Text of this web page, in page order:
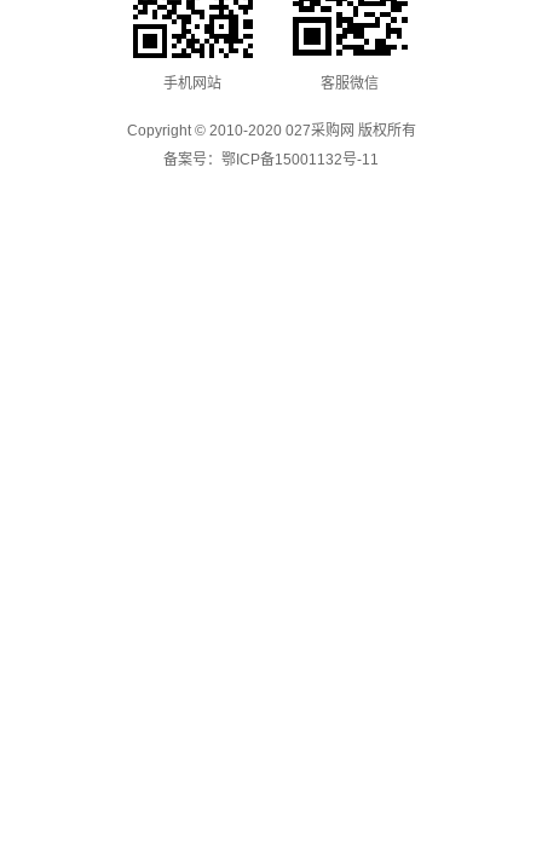
手机网站 客服微信
Copyright © 2010-2020 027采购网 版权所有
备案号： 鄂ICP备15001132号-11